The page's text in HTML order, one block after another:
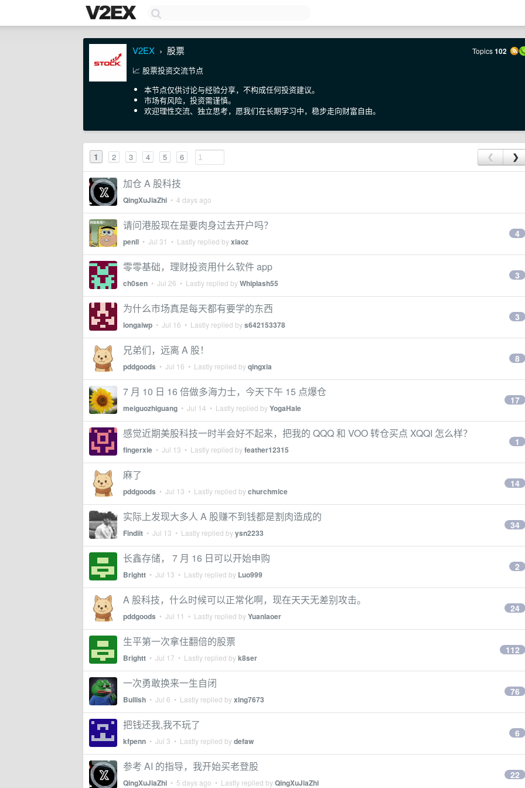
V2EX › 股票 Topics102
📈 股票投资交流节点
本节点仅供讨论与经验分享，不构成任何投资建议。
市场有风险，投资需谨慎。
欢迎理性交流、独立思考，愿我们在长期学习中，稳步走向财富自由。
1 2 3 4 5 6 ❮ ❯
加仓 A 股科技
QingXuJiaZhi • 4 days ago
请问港股现在是要肉身过去开户吗？
penll • Jul 31 • Lastly replied byxiaoz
4
零零基础，理财投资用什么软件 app
ch0sen • Jul 26 • Lastly replied byWhiplash55
3
为什么市场真是每天都有要学的东西
longaiwp • Jul 16 • Lastly replied bys642153378
3
兄弟们，远离 A 股！
pddgoods • Jul 16 • Lastly replied byqingxia
8
7 月 10 日 16 倍做多海力士，今天下午 15 点爆仓
meiguozhiguang • Jul 14 • Lastly replied byYogaHale
17
感觉近期美股科技一时半会好不起来，把我的 QQQ 和 VOO 转仓买点 XQQI 怎么样？
fingerxie • Jul 13 • Lastly replied byfeather12315
1
麻了
pddgoods • Jul 13 • Lastly replied bychurchmice
14
实际上发现大多人 A 股赚不到钱都是割肉造成的
Findiit • Jul 13 • Lastly replied byysn2233
34
长鑫存储， 7 月 16 日可以开始申购
Brightt • Jul 13 • Lastly replied by Luo999
2
A 股科技，什么时候可以正常化啊，现在天天无差别攻击。
pddgoods • Jul 11 • Lastly replied byYuanlaoer
24
生平第一次拿住翻倍的股票
Brightt • Jul 17 • Lastly replied byk8ser
112
一次勇敢换来一生自闭
Bullish • Jul 6 • Lastly replied byxing7673
76
把钱还我,我不玩了
kfpenn • Jul 3 • Lastly replied bydefaw
6
参考 AI 的指导，我开始买老登股
QingXuJiaZhi • 5 days ago • Lastly replied byQingXuJiaZhi
22